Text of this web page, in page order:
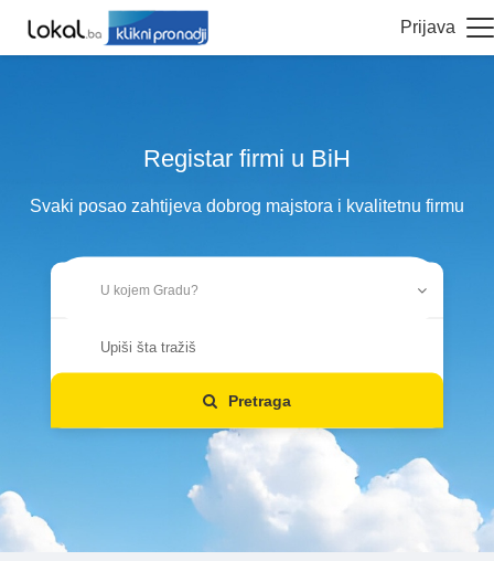
Prijava
Registar firmi u BiH
Svaki posao zahtijeva dobrog majstora i kvalitetnu firmu
Pretraga